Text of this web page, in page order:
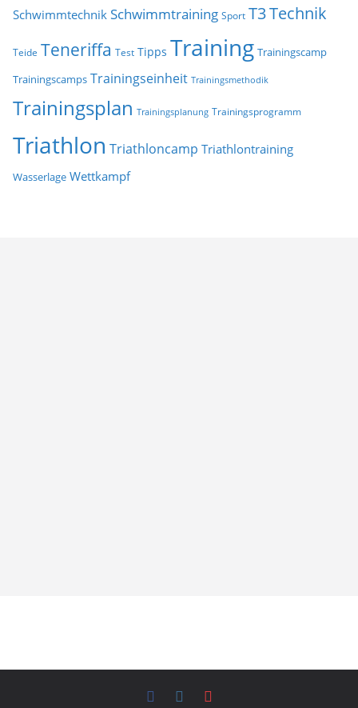
Schwimmtechnik Schwimmtraining Sport T3Technik
Teide Teneriffa Test Tipps Training Trainingscamp
Trainingscamps Trainingseinheit Trainingsmethodik
Trainingsplan Trainingsplanung Trainingsprogramm
Triathlon Triathloncamp Triathlontraining
Wasserlage Wettkampf